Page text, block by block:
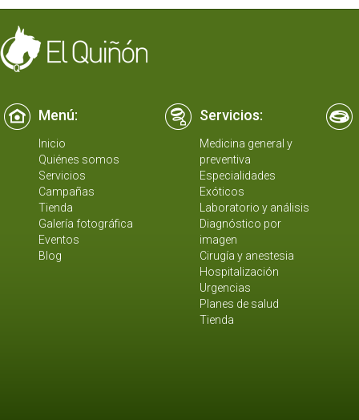
Menú: Servicios:
Inicio
Quiénes somos
Servicios
Campañas
Tienda
Galería fotográfica
Eventos
Blog
Medicina general y
preventiva
Especialidades
Exóticos
Laboratorio y análisis
Diagnóstico por
imagen
Cirugía y anestesia
Hospitalización
Urgencias
Planes de salud
Tienda